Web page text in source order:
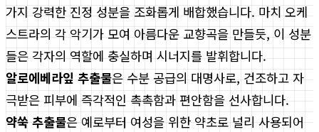
가지 강력한 진정 성분을 조화롭게 배합했습니다. 마치 오케
스트라의 각 악기가 모여 아름다운 교향곡을 만들듯, 이 성분
들은 각자의 역할에 충실하며 시너지를 발휘합니다.
알로에베라잎 추출물은 수분 공급의 대명사로, 건조하고 자
극받은 피부에 즉각적인 촉촉함과 편안함을 선사합니다.
약쑥 추출물은 예로부터 여성을 위한 약초로 널리 사용되어